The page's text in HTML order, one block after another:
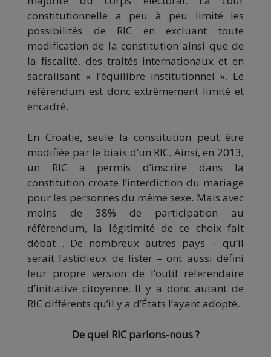
constitutionnelle a peu à peu limité les
possibilités de RIC en excluant toute
modification de la constitution ainsi que de
la fiscalité, des traités internationaux et en
sacralisant « l’équilibre institutionnel ». Le
référendum est donc extrêmement limité et
encadré.
En Croatie, seule la constitution peut être
modifiée par le biais d’un RIC. Ainsi, en 2013,
un RIC a permis d’inscrire dans la
constitution croate l’interdiction du mariage
pour les personnes du même sexe. Mais avec
moins de 38% de participation au
référendum, la légitimité de ce choix fait
débat… De nombreux autres pays – qu’il
serait fastidieux de lister – ont aussi défini
leur propre version de l’outil référendaire
d’initiative citoyenne. Il y a donc autant de
RIC différents qu’il y a d’États l’ayant adopté.
De quel RIC parlons-nous ?